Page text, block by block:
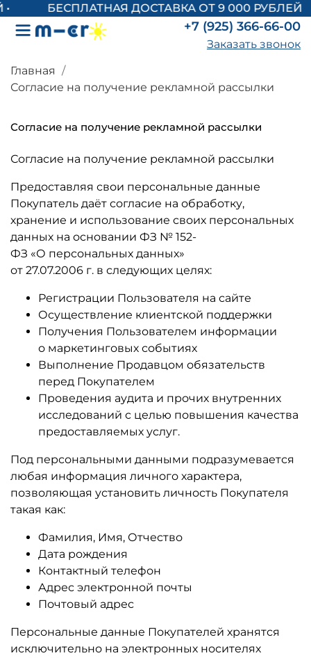
БЕСПЛАТНАЯ ДОСТАВКА ОТ 9 000 РУБЛЕЙ
+7 (925) 366-66-00
Заказать звонок
Главная
Согласие на получение рекламной рассылки
Согласие на получение рекламной рассылки
Согласие на получение рекламной рассылки
Предоставляя свои персональные данные
Покупатель даёт согласие на обработку,
хранение и использование своих персональных
данных на основании ФЗ № 152-
ФЗ «О персональных данных»
от 27.07.2006 г. в следующих целях:
Регистрации Пользователя на сайте
Осуществление клиентской поддержки
Получения Пользователем информации
о маркетинговых событиях
Выполнение Продавцом обязательств
перед Покупателем
Проведения аудита и прочих внутренних
исследований с целью повышения качества
предоставляемых услуг.
Под персональными данными подразумевается
любая информация личного характера,
позволяющая установить личность Покупателя
такая как:
Фамилия, Имя, Отчество
Дата рождения
Контактный телефон
Адрес электронной почты
Почтовый адрес
Персональные данные Покупателей хранятся
исключительно на электронных носителях